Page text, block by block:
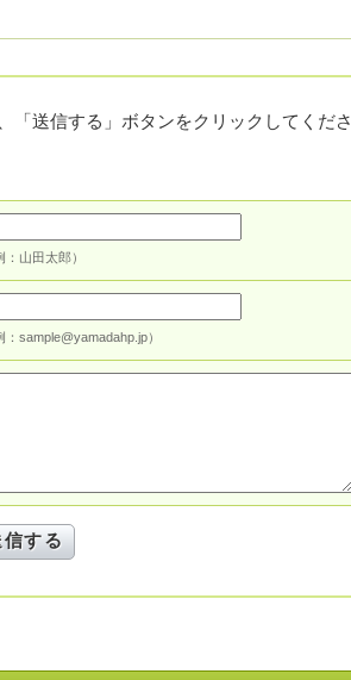
「送信する」ボタンをクリックしてくださ
：山田太郎）
：sample@yamadahp.jp）